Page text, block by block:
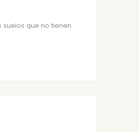
que no tienen